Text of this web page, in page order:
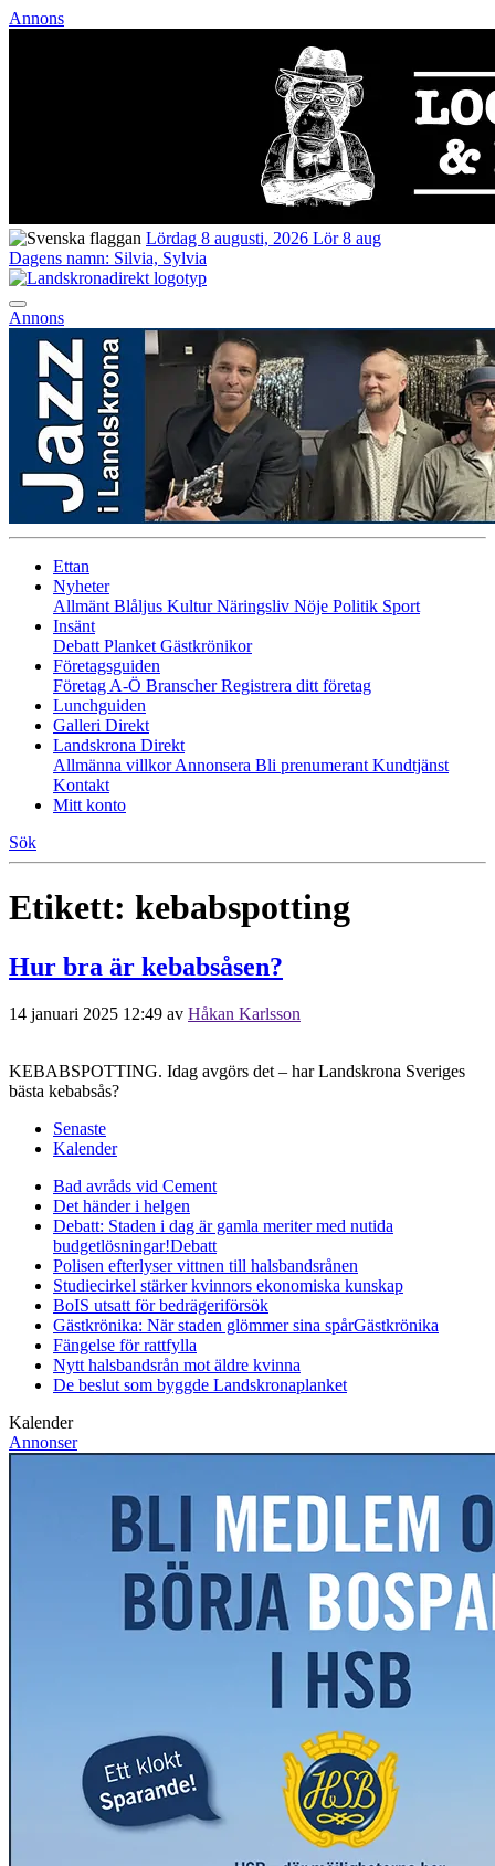
Annons
Lördag 8 augusti, 2026 Lör 8 aug
Dagens namn: Silvia, Sylvia
Annons
Ettan
Nyheter
Allmänt Blåljus KulturNäringsliv Nöje Politik Sport
Insänt
Debatt Planket Gästkrönikor
Företagsguiden
Företag A-Ö BranscherRegistrera ditt företag
Lunchguiden
Galleri Direkt
Landskrona Direkt
Allmänna villkorAnnonsera Bli prenumerant Kundtjänst
Kontakt
Mitt konto
Sök
Etikett: kebabspotting
Hur bra är kebabsåsen?
14 januari 2025 12:49 av Håkan Karlsson
KEBABSPOTTING. Idag avgörs det – har Landskrona Sveriges
bästa kebabsås?
Senaste
Kalender
Bad avråds vid Cement
Det händer i helgen
Debatt: Staden i dag är gamla meriter med nutida
budgetlösningar!Debatt
Polisen efterlyser vittnen till halsbandsrånen
Studiecirkel stärker kvinnors ekonomiska kunskap
BoIS utsatt för bedrägeriförsök
Gästkrönika: När staden glömmer sina spårGästkrönika
Fängelse för rattfylla
Nytt halsbandsrån mot äldre kvinna
De beslut som byggde Landskronaplanket
Kalender
Annonser